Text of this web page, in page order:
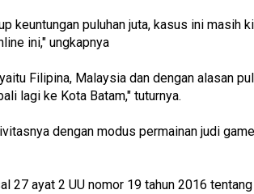
keuntungan puluhan juta, kasus ini masih
ini," ungkapnya
Filipina, Malaysia dan dengan alasan
lagi ke Kota Batam," tuturnya.
dengan modus permainan judi
27 ayat 2 UU nomor 19 tahun 2016 tentang